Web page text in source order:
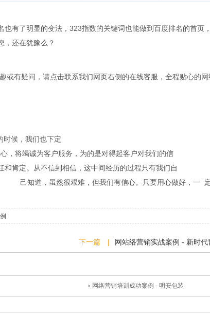
也有了明显的变法，323指数的关键词也能做到百度排名的首页
，还在犹豫么？
或有疑问，请点击联系我们网页右侧的在线客服，全程贴心的网
时候，我们也下定
，为的是对得起客户对我们的信
，这中间经历的过程只有我们自
们有信心。只要用心做好，一 定会
下一篇 | 网站络营销实战案例 - 新时代
网络营销培训成功案例 - 明安包装